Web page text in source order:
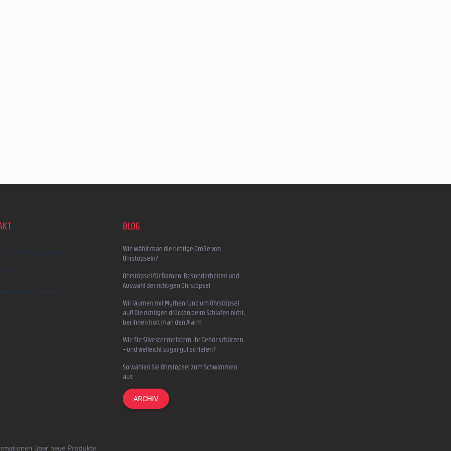
schreiben @ earplugs.at
Wir sind auf Facebook!
earmazing_earplugs
BLOG
Wie wählt man die richtige Größe von
Ohrstöpseln?
Ohrstöpsel für Damen: Besonderheiten und
Auswahl der richtigen Ohrstöpsel
Wir räumen mit Mythen rund um Ohrstöpsel
auf! Die richtigen drücken beim Schlafen nicht,
bei ihnen hört man den Alarm
Wie Sie Silvester meistern, Ihr Gehör schützen
– und vielleicht sogar gut schlafen?
So wählen Sie Ohrstöpsel zum Schwimmen
aus
ARCHIV
über neue Produkte